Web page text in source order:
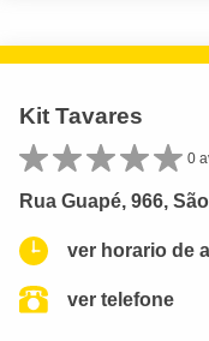
Kit Tavares
0
Rua Guapé, 966,
ver horario de
ver telefone